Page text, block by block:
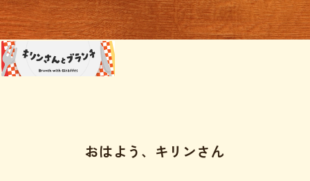
おはよう、キリンさん